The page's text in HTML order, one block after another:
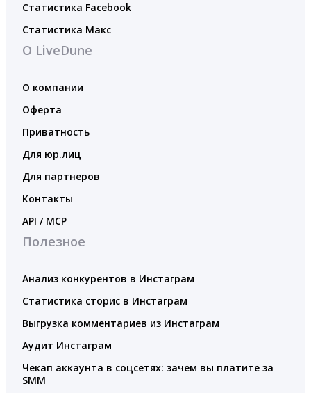
Статистика Facebook
Статистика Макс
О LiveDune
О компании
Оферта
Приватность
Для юр.лиц
Для партнеров
Контакты
API / MCP
Полезное
Анализ конкурентов в Инстаграм
Статистика сторис в Инстаграм
Выгрузка комментариев из Инстаграм
Аудит Инстаграм
Чекап аккаунта в соцсетях: зачем вы платите за
SMM